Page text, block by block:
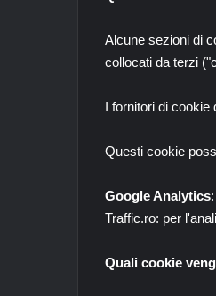
Alcune sezioni di
collocati da terzi
I fornitori di cookie
Questi cookie
Google Analytics
Traffic.ro: per
Quali cookie